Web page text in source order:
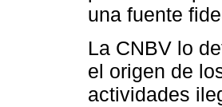
una fuente
La CNBV lo
el origen de
actividades